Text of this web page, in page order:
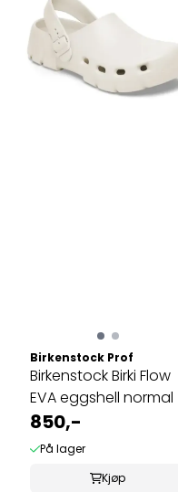
Birkenstock Prof
Birkenstock Birki Flow
EVA eggshell normal
850,-
På lager
Kjøp